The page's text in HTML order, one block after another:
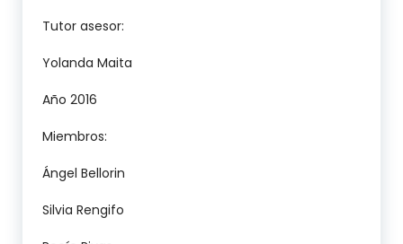
Tutor asesor:
Yolanda Maita
Año 2016
Miembros:
Ángel Bellorin
Silvia Rengifo